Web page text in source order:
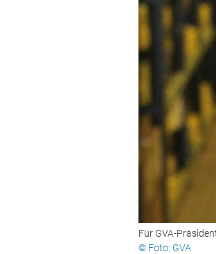
Für GVA-
© Foto: GVA